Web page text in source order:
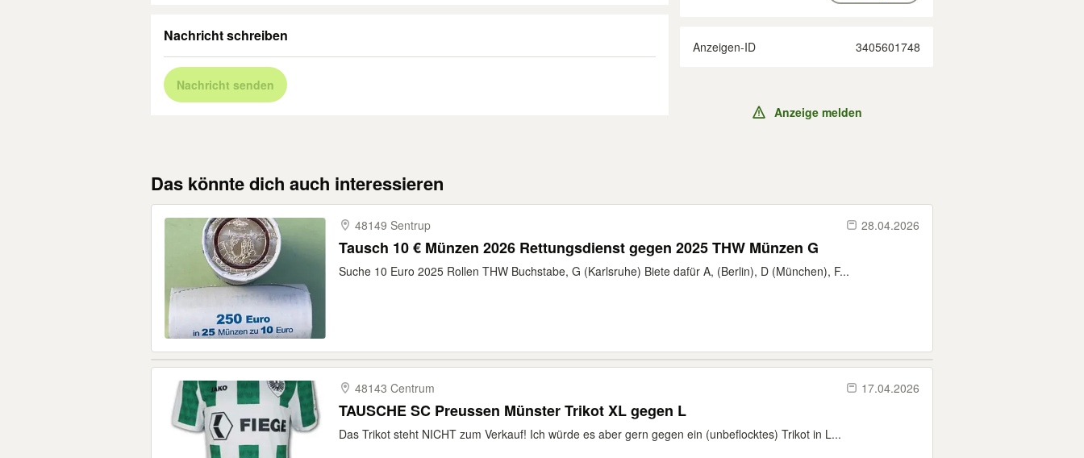
Nachricht schreiben
Nachricht senden
Anzeigen-ID 3405601748
Anzeige melden
Das könnte dich auch interessieren
48149 Sentrup 28.04.2026
Tausch 10 € Münzen 2026 Rettungsdienst gegen 2025 THW Münzen G
Suche 10 Euro 2025 Rollen THW Buchstabe, G (Karlsruhe) Biete dafür A, (Berlin), D (München), F...
48143 Centrum 17.04.2026
TAUSCHE SC Preussen Münster Trikot XL gegen L
Das Trikot steht NICHT zum Verkauf! Ich würde es aber gern gegen ein (unbeflocktes) Trikot in L...